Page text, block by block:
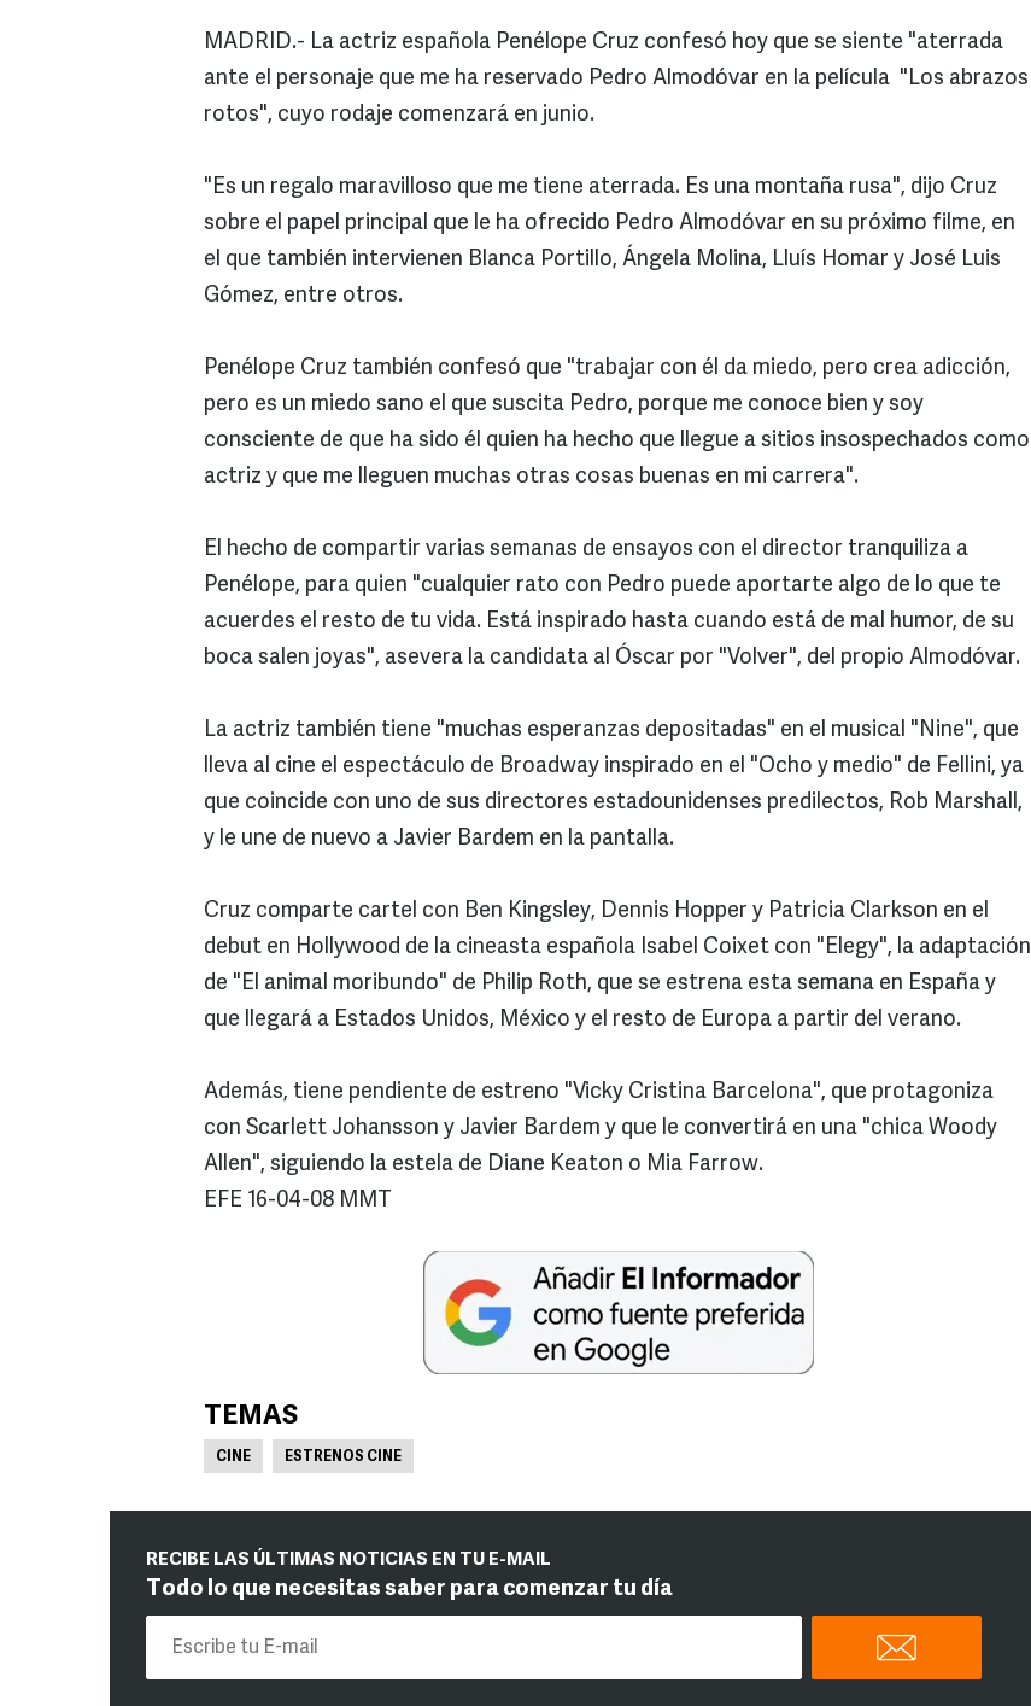
MADRID.- La actriz española Penélope Cruz confesó hoy que se siente "aterrada
ante el personaje que me ha reservado Pedro Almodóvar en la película "Los abrazos
rotos", cuyo rodaje comenzará en junio.
"Es un regalo maravilloso que me tiene aterrada. Es una montaña rusa", dijo Cruz
sobre el papel principal que le ha ofrecido Pedro Almodóvar en su próximo filme, en
el que también intervienen Blanca Portillo, Ángela Molina, Lluís Homar y José Luis
Gómez, entre otros.
Penélope Cruz también confesó que "trabajar con él da miedo, pero crea adicción,
pero es un miedo sano el que suscita Pedro, porque me conoce bien y soy
consciente de que ha sido él quien ha hecho que llegue a sitios insospechados como
actriz y que me lleguen muchas otras cosas buenas en mi carrera".
El hecho de compartir varias semanas de ensayos con el director tranquiliza a
Penélope, para quien "cualquier rato con Pedro puede aportarte algo de lo que te
acuerdes el resto de tu vida. Está inspirado hasta cuando está de mal humor, de su
boca salen joyas", asevera la candidata al Óscar por "Volver", del propio Almodóvar.
La actriz también tiene "muchas esperanzas depositadas" en el musical "Nine", que
lleva al cine el espectáculo de Broadway inspirado en el "Ocho y medio" de Fellini, ya
que coincide con uno de sus directores estadounidenses predilectos, Rob Marshall,
y le une de nuevo a Javier Bardem en la pantalla.
Cruz comparte cartel con Ben Kingsley, Dennis Hopper y Patricia Clarkson en el
debut en Hollywood de la cineasta española Isabel Coixet con "Elegy", la adaptación
de "El animal moribundo" de Philip Roth, que se estrena esta semana en España y
que llegará a Estados Unidos, México y el resto de Europa a partir del verano.
Además, tiene pendiente de estreno "Vicky Cristina Barcelona", que protagoniza
con Scarlett Johansson y Javier Bardem y que le convertirá en una "chica Woody
Allen", siguiendo la estela de Diane Keaton o Mia Farrow.
EFE 16-04-08 MMT
TEMAS
CINE ESTRENOS CINE
RECIBE LAS ÚLTIMAS NOTICIAS EN TU E-MAIL
Todo lo que necesitas saber para comenzar tu día